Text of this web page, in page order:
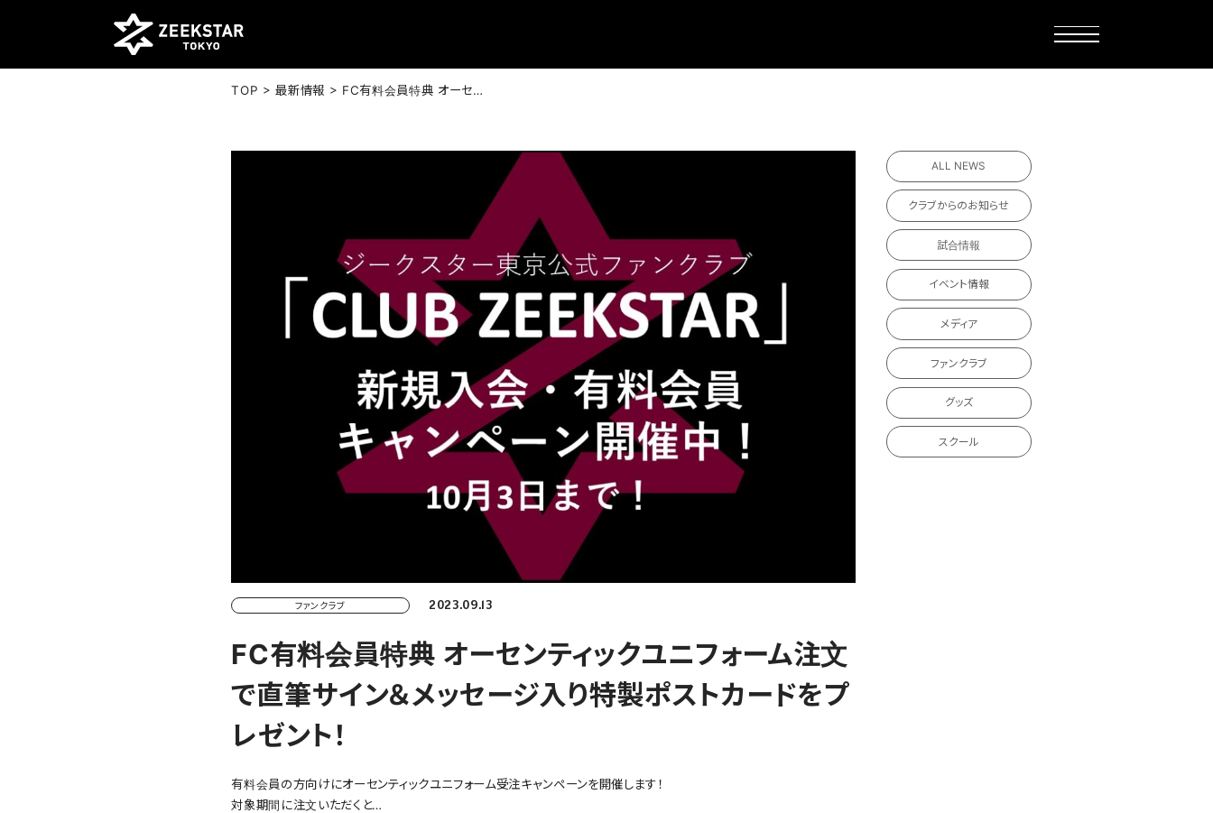
TOP >最新情報 > FC有料会員特典 オーセンティックユニフォーム注文で直筆サイン＆メッセージ入り特製ポストカードをプレゼント！
ファンクラブ 2023.09.13
FC有料会員特典 オーセンティックユニフォーム注文
で直筆サイン＆メッセージ入り特製ポストカードをプ
レゼント！
有料会員の方向けにオーセンティックユニフォーム受注キャンペーンを開催します！
対象期間に注文いただくと…
ALL NEWS
クラブからのお知らせ
試合情報
イベント情報
メディア
ファンクラブ
グッズ
スクール